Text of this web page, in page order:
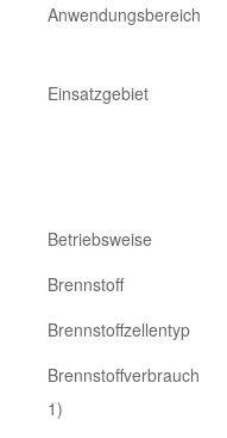
Anwendungsbereich
Einsatzgebiet
Betriebsweise
Brennstoff
Brennstoffzellentyp
Brennstoffverbrauch
1)